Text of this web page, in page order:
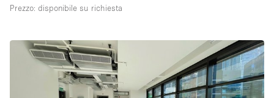
Prezzo: disponibile su richiesta